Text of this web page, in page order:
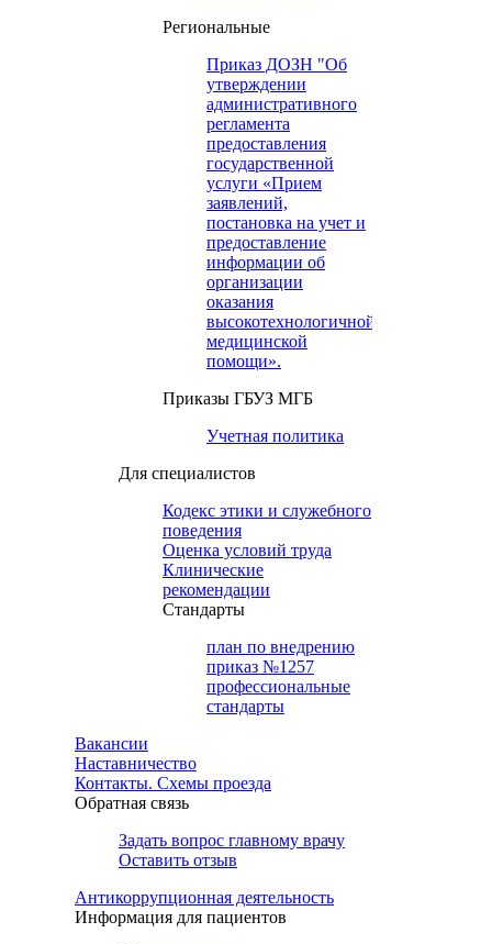
Региональные
Приказ ДОЗН "Об
утверждении
административного
регламента
предоставления
государственной
услуги «Прием
заявлений,
постановка на учет и
предоставление
информации об
организации
оказания
высокотехнологичной
медицинской
помощи».
Приказы ГБУЗ МГБ
Учетная политика
Для специалистов
Кодекс этики и служебного
поведения
Оценка условий труда
Клинические
рекомендации
Cтандарты
план по внедрению
приказ №1257
профессиональные
стандарты
Вакансии
Наставничество
Контакты. Схемы проезда
Обратная связь
Задать вопрос главному врачу
Оставить отзыв
Антикоррупционная деятельность
Информация для пациентов